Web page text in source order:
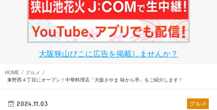
大阪狭山びこに広告を掲載しませんか？
HOME
グルメ
東野西４丁目にオープン！中華料理店「大阪さやま 味から亭」をご紹介します！
グルメ
2024.11.03